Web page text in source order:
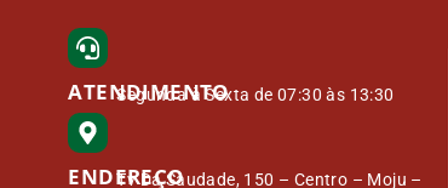
ATENDIMENTO
Segunda à Sexta de 07:30 às 13:30
ENDEREÇO
Tv Da Saudade, 150 – Centro – Moju –